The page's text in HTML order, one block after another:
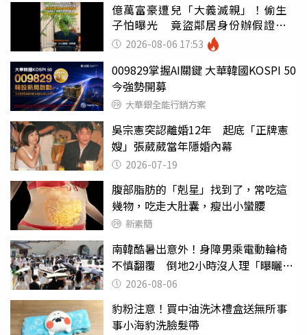
億萬富豪遭兒「大義滅親」！偷生
子怕曝光 竟盜鄰居身份辦假證落
戶 2026-08-06 17:53
009829掌握AI關鍵 大華韓國KOSPI 50
今強勢開募
大華銀全能行銷方案
吳宗憲突認離婚12年 起底「正牌憲
嫂」張葳葳當年隱婚內幕
2026-07-19
腹部脂肪的「剋星」找到了，常吃這
幾物，吃走大肚囊，瘦出小蠻腰
新素簡
南韓酷暑出意外！身障男乘電動輪椅
不慎翻覆 倒地2小時沒人理「曝曬
亡」2026-08-06
豹粉注意！買中油洗沐禮盒送無所事
事小海豹洗臉髮帶